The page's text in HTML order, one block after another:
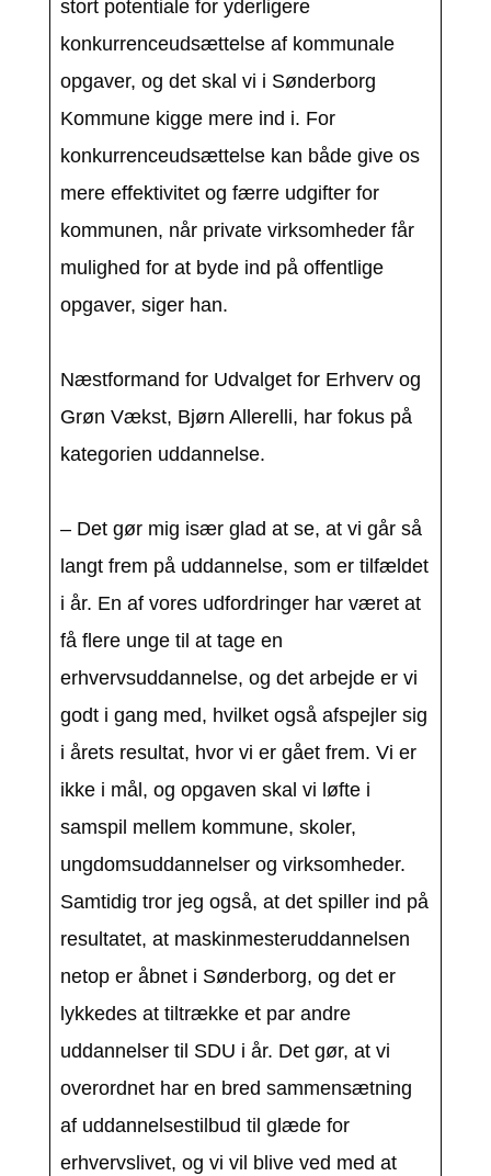
stort potentiale for yderligere
konkurrenceudsættelse af kommunale
opgaver, og det skal vi i Sønderborg
Kommune kigge mere ind i. For
konkurrenceudsættelse kan både give os
mere effektivitet og færre udgifter for
kommunen, når private virksomheder får
mulighed for at byde ind på offentlige
opgaver, siger han.
Næstformand for Udvalget for Erhverv og
Grøn Vækst, Bjørn Allerelli, har fokus på
kategorien uddannelse.
– Det gør mig især glad at se, at vi går så
langt frem på uddannelse, som er tilfældet
i år. En af vores udfordringer har været at
få flere unge til at tage en
erhvervsuddannelse, og det arbejde er vi
godt i gang med, hvilket også afspejler sig
i årets resultat, hvor vi er gået frem. Vi er
ikke i mål, og opgaven skal vi løfte i
samspil mellem kommune, skoler,
ungdomsuddannelser og virksomheder.
Samtidig tror jeg også, at det spiller ind på
resultatet, at maskinmesteruddannelsen
netop er åbnet i Sønderborg, og det er
lykkedes at tiltrække et par andre
uddannelser til SDU i år. Det gør, at vi
overordnet har en bred sammensætning
af uddannelsestilbud til glæde for
erhvervslivet, og vi vil blive ved med at